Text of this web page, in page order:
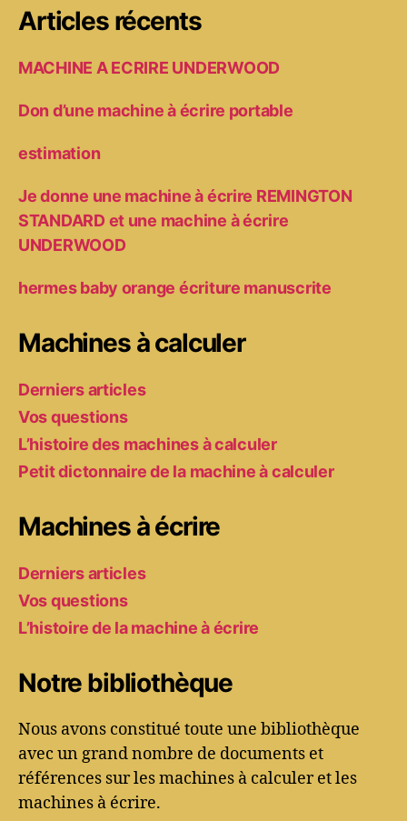
Articles récents
MACHINE A ECRIRE UNDERWOOD
Don d’une machine à écrire portable
estimation
Je donne une machine à écrire REMINGTON
STANDARD et une machine à écrire
UNDERWOOD
hermes baby orange écriture manuscrite
Machines à calculer
Derniers articles
Vos questions
L’histoire des machines à calculer
Petit dictonnaire de la machine à calculer
Machines à écrire
Derniers articles
Vos questions
L’histoire de la machine à écrire
Notre bibliothèque
Nous avons constitué toute une bibliothèque
avec un grand nombre de documents et
références sur les machines à calculer et les
machines à écrire.